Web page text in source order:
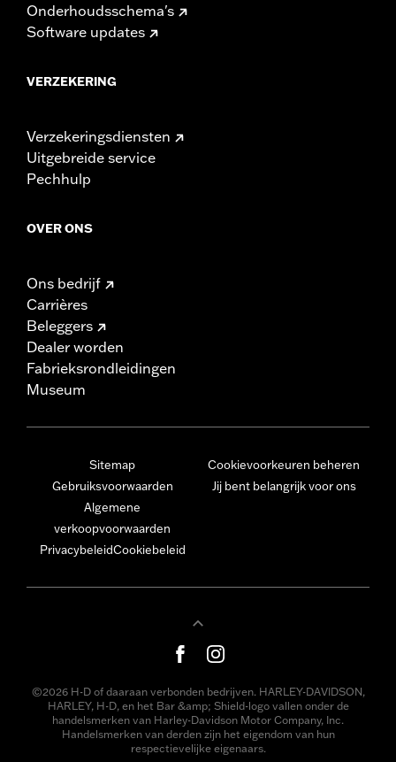
Onderhoudsschema's
Software updates
VERZEKERING
Verzekeringsdiensten
Uitgebreide service
Pechhulp
OVER ONS
Ons bedrijf
Carrières
Beleggers
Dealer worden
Fabrieksrondleidingen
Museum
Sitemap
Gebruiksvoorwaarden
Algemene
verkoopvoorwaarden
PrivacybeleidCookiebeleid
Cookievoorkeuren beheren
Jij bent belangrijk voor ons
©2026 H-D of daaraan verbonden bedrijven. HARLEY-DAVIDSON,
HARLEY, H-D, en het Bar &amp; Shield-logo vallen onder de
handelsmerken van Harley-Davidson Motor Company, Inc.
Handelsmerken van derden zijn het eigendom van hun
respectievelijke eigenaars.